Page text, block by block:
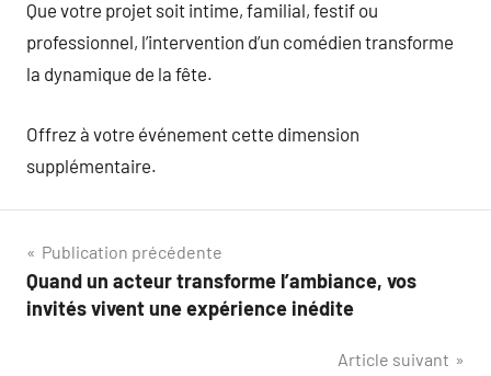
Que votre projet soit intime, familial, festif ou
professionnel, l’intervention d’un comédien transforme
la dynamique de la fête.
Offrez à votre événement cette dimension
supplémentaire.
Navigation
de
Publication précédente
Quand un acteur transforme l’ambiance, vos
invités vivent une expérience inédite
Article suivant